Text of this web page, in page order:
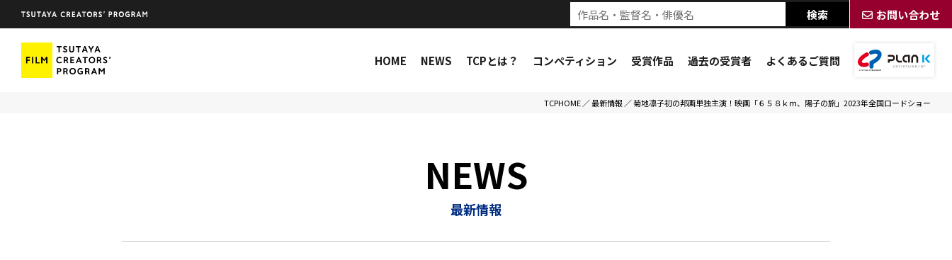
お問い合わせ
HOME NEWS TCPとは？ コンペティション 受賞作品 過去の受賞者 よくあるご質問
TCPHOME ／最新情報 ／菊地凛子初の邦画単独主演！映画「６５８ｋｍ、陽子の旅」2023年全国ロードショー
NEWS
最新情報